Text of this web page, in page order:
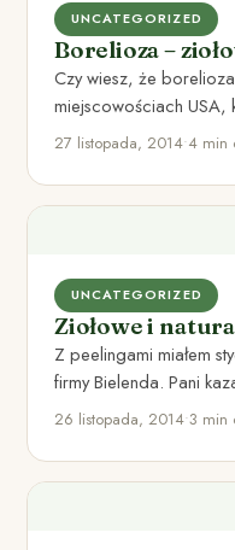
UNCATEGORIZED
Borelioza –
Czy wiesz, że
miejscowościach USA,
lasów? Jej przypadki…
27 listopada, 2014•4 min
UNCATEGORIZED
Ziołowe i
Z peelingami miałem
firmy Bielenda. Pani
z jakimś…
26 listopada, 2014•3 min